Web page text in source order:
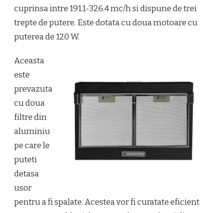
cuprinsa intre 191.1-326.4 mc/h si dispune de trei
trepte de putere. Este dotata cu doua motoare cu
puterea de 120 W.
Aceasta
este
prevazuta
cu doua
filtre din
aluminiu
pe care le
puteti
detasa
usor
pentru a fi spalate. Acestea vor fi curatate eficient